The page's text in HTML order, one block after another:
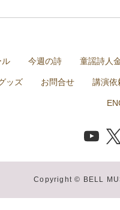
ル 今週の詩 童謡詩人
ッズ お問合せ 講演依
Copyright © BELL